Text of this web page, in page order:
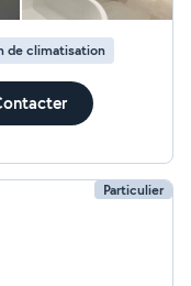
de climatisation
Particulier